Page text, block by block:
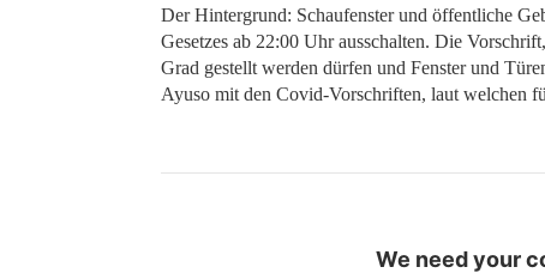
Der Hintergrund: Schaufenster und öffentliche
Gesetzes ab 22:00 Uhr ausschalten. Die
Grad gestellt werden dürfen und Fenster und
Ayuso mit den Covid-Vorschriften, laut welchen
We need your